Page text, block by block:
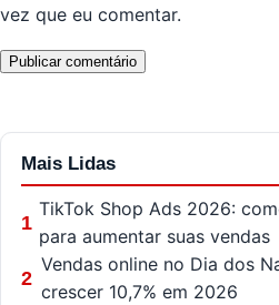
vez que eu comentar.
Mais Lidas
1
TikTok Shop Ads 2026:
para aumentar suas vendas
2
Vendas online no Dia dos
crescer 10,7% em 2026